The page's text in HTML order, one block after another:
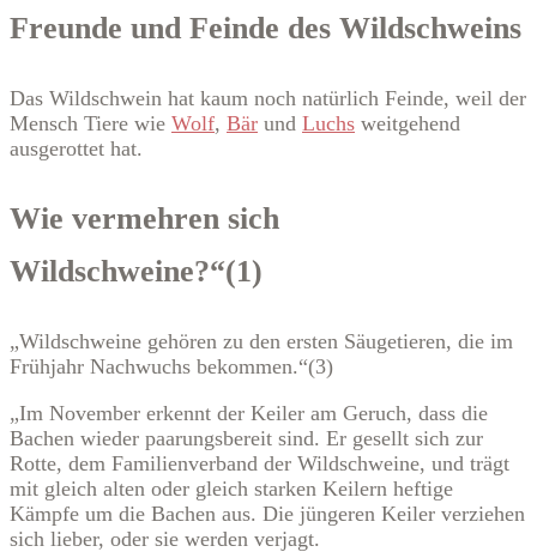
Freunde und Feinde des Wildschweins
Das Wildschwein hat kaum noch natürlich Feinde, weil der
Mensch Tiere wie Wolf, Bär und Luchs weitgehend
ausgerottet hat.
Wie vermehren sich
Wildschweine?“(1)
„Wildschweine gehören zu den ersten Säugetieren, die im
Frühjahr Nachwuchs bekommen.“(3)
„Im November erkennt der Keiler am Geruch, dass die
Bachen wieder paarungsbereit sind. Er gesellt sich zur
Rotte, dem Familienverband der Wildschweine, und trägt
mit gleich alten oder gleich starken Keilern heftige
Kämpfe um die Bachen aus. Die jüngeren Keiler verziehen
sich lieber, oder sie werden verjagt.